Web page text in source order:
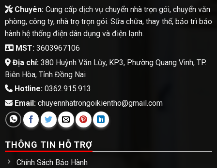
Chuyên:Cung cấp dịch vụ chuyển nhà trọn gói, chuyển văn
phòng, công ty, nhà trọ trọn gói. Sữa chữa, thay thế, bảo trì bảo
hành hệ thống điện dân dụng và điện lạnh.
MST:3603967106
Địa chỉ:380 Huỳnh Văn Lũy, KP3, Phường Quang Vinh, TP.
Biên Hòa, Tỉnh Đồng Nai
Hotline:0362.915.913
Email:chuyennhatrongoikientho@gmail.com
THÔNG TIN HỖ TRỢ
Chính Sách Bảo Hành